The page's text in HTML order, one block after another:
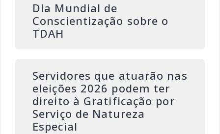
Dia Mundial de
Conscientização sobre o
TDAH
Servidores que atuarão nas
eleições 2026 podem ter
direito à Gratificação por
Serviço de Natureza
Especial